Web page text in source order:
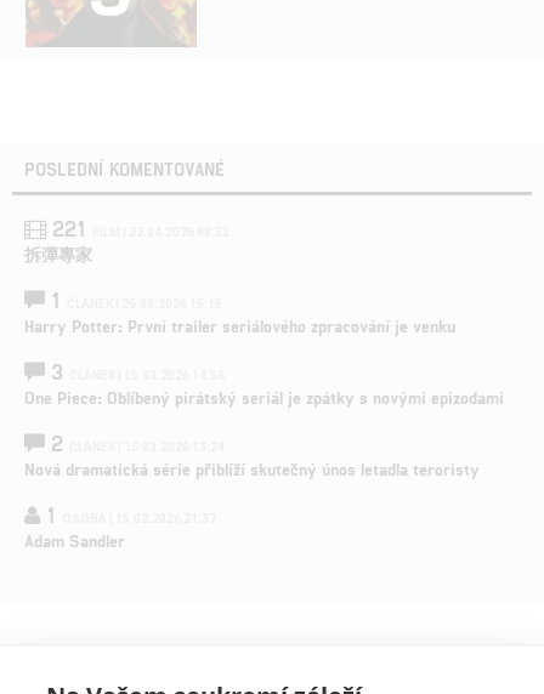
POSLEDNÍ KOMENTOVANÉ
221
拆彈專家
1
Harry Potter: První trailer seriálového zpracování je venku
3
One Piece: Oblíbený pirátský seriál je zpátky s novými epizodami
2
Nová dramatická série přiblíží skutečný únos letadla teroristy
1
Adam Sandler